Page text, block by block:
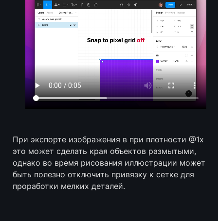
При экспорте изображения в при плотности @1x
это может сделать края объектов размытыми,
однако во время рисования иллюстрации может
быть полезно отключить привязку к сетке для
проработки мелких деталей.